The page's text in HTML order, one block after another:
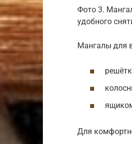
Фото 3.
удобного
Мангалы для
Для